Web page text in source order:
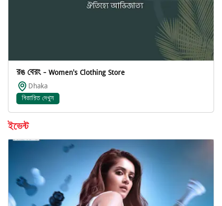
রঙ বেরং - Women's Clothing Store
Dhaka
বিস্তারিত দেখুন
ইভেন্ট